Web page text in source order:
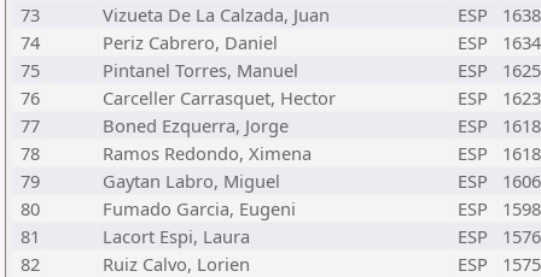
73
Vizueta De La Calzada, Juan ESP
1638
74
Periz Cabrero, Daniel ESP
1634
75
Pintanel Torres, Manuel ESP
1625
76
Carceller Carrasquet, Hector ESP
1623
77
Boned Ezquerra, Jorge ESP
1618
78
Ramos Redondo, Ximena ESP
1618
79
Gaytan Labro, Miguel ESP
1606
80
Fumado Garcia, Eugeni ESP
1598
81
Lacort Espi, Laura ESP
1576
82
Ruiz Calvo, Lorien ESP
1575